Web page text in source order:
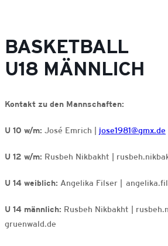
BASKETBALL
U18 MÄNNLICH
Kontakt zu den Mannschaften:
U 10 w/m: José Emrich | jose1981@gmx.de
U 12 w/m: Rusbeh Nikbakht |
U 14 weiblich: Angelika Filser |
U 14 männlich: Rusbeh Nikbakht |
gruenwald.de